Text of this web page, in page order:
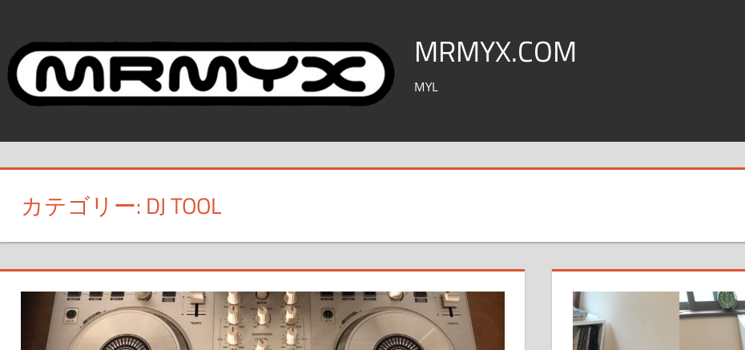
テ
ン
キ
MRMYX.COM
MYL
カテゴリー: DJ TOOL